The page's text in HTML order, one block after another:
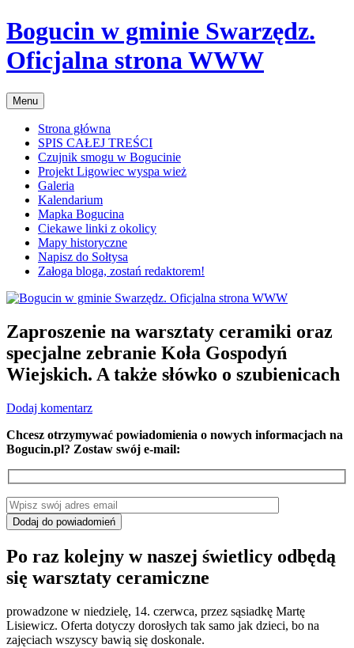
Przejdź
do
treści
Bogucin w gminie Swarzędz.
Oficjalna strona WWW
Menu
Strona główna
SPIS CAŁEJ TREŚCI
Czujnik smogu w Bogucinie
Projekt Ligowiec wyspa wież
Galeria
Kalendarium
Mapka Bogucina
Ciekawe linki z okolicy
Mapy historyczne
Napisz do Sołtysa
Załoga bloga, zostań redaktorem!
Zaproszenie na warsztaty ceramiki oraz
specjalne zebranie Koła Gospodyń
Wiejskich. A także słówko o szubienicach
Dodaj komentarz
Chcesz otrzymywać powiadomienia o nowych informacjach na
Bogucin.pl? Zostaw swój e-mail:
Po raz kolejny w naszej świetlicy odbędą
się warsztaty ceramiczne
prowadzone w niedzielę, 14. czerwca, przez sąsiadkę Martę
Lisiewicz. Oferta dotyczy dorosłych tak samo jak dzieci, bo na
zajęciach wszyscy bawią się doskonale.